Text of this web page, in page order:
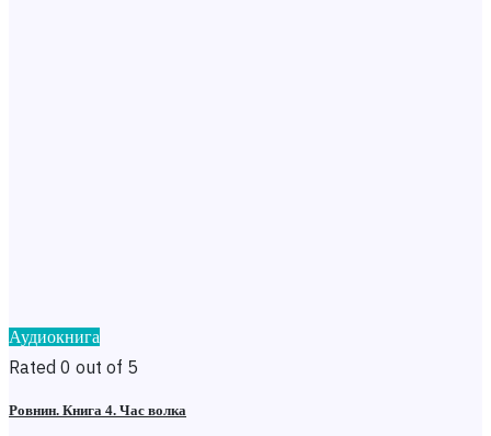
Аудиокнига
Rated 0 out of 5
Ровнин. Книга 4. Час волка